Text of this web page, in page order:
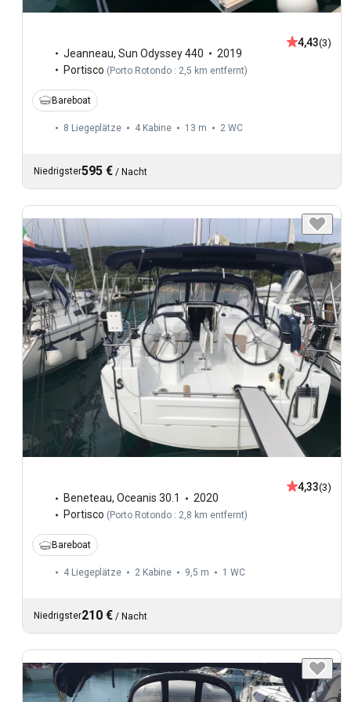
Jeanneau, Sun Odyssey 440
2019
Portisco ( Porto Rotondo : 2,5 km entfernt)
4,43(3)
Bareboat
8 Liegeplätze 4 Kabine 13 m 2 WC
Niedrigster595 € / Nacht
Beneteau, Oceanis 30.1
2020
Portisco ( Porto Rotondo : 2,8 km entfernt)
4,33(3)
Bareboat
4 Liegeplätze 2 Kabine 9,5 m 1 WC
Niedrigster210 € / Nacht